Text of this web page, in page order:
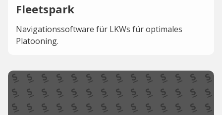
Fleetspark
Navigationssoftware für LKWs für optimales
Platooning.